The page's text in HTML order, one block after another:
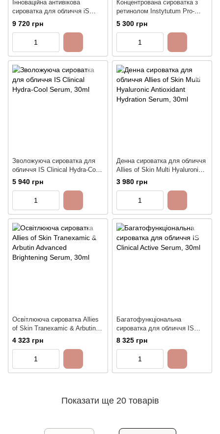
Інноваційна антивікова
сироватка для обличчя iS
Clinical GeneXC Serum, 30ml
9 720 грн
Концентрована сироватка з
ретинолом Instytutum Pro-
Grade Anti-Aging X-Strenght
Retinol Serum, 30ml
5 300 грн
Зволожуюча сироватка для
обличчя IS Clinical Hydra-Cool
Serum, 30ml
5 940 грн
Денна сироватка для обличчя
Allies of Skin Multi Hyaluronic
Antioxidant Hydration Serum,
3 980 грн
Освітлююча сироватка Allies
of Skin Tranexamic & Arbutin
Advanced Brightening Serum,
4 323 грн
Багатофункціональна
сироватка для обличчя IS
Clinical Active Serum, 30ml
8 325 грн
Показати ще 20 товарів